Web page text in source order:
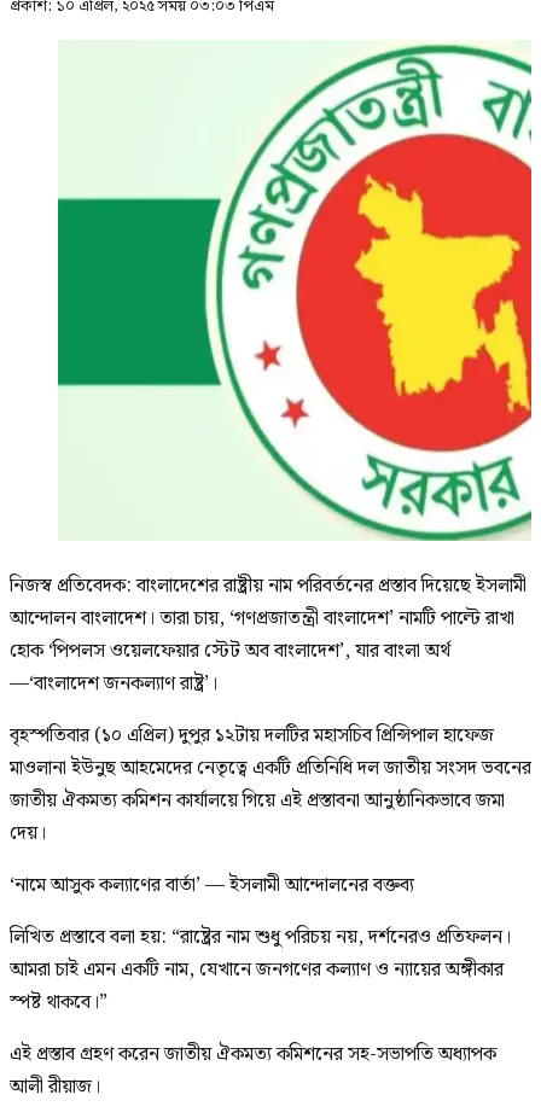
প্রকাশ: ১০ এপ্রিল, ২০২৫ সময় ০৩:০৩ পিএম
নিজস্ব প্রতিবেদক: বাংলাদেশের রাষ্ট্রীয় নাম পরিবর্তনের প্রস্তাব দিয়েছে ইসলামী
আন্দোলন বাংলাদেশ। তারা চায়, ‘গণপ্রজাতন্ত্রী বাংলাদেশ’ নামটি পাল্টে রাখা
হোক ‘পিপলস ওয়েলফেয়ার স্টেট অব বাংলাদেশ’, যার বাংলা অর্থ
—‘বাংলাদেশ জনকল্যাণ রাষ্ট্র’।
বৃহস্পতিবার (১০ এপ্রিল) দুপুর ১২টায় দলটির মহাসচিব প্রিন্সিপাল হাফেজ
মাওলানা ইউনুছ আহমেদের নেতৃত্বে একটি প্রতিনিধি দল জাতীয় সংসদ ভবনের
জাতীয় ঐকমত্য কমিশন কার্যালয়ে গিয়ে এই প্রস্তাবনা আনুষ্ঠানিকভাবে জমা
দেয়।
‘নামে আসুক কল্যাণের বার্তা’ — ইসলামী আন্দোলনের বক্তব্য
লিখিত প্রস্তাবে বলা হয়: “রাষ্ট্রের নাম শুধু পরিচয় নয়, দর্শনেরও প্রতিফলন।
আমরা চাই এমন একটি নাম, যেখানে জনগণের কল্যাণ ও ন্যায়ের অঙ্গীকার
স্পষ্ট থাকবে।”
এই প্রস্তাব গ্রহণ করেন জাতীয় ঐকমত্য কমিশনের সহ-সভাপতি অধ্যাপক
আলী রীয়াজ।